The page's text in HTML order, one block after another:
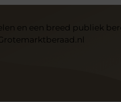
en een breed publiek